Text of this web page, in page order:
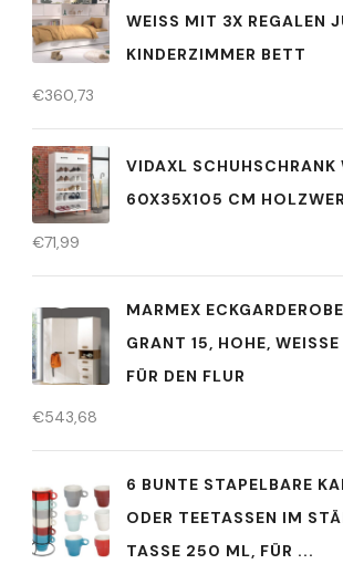
WEISS MIT 3X REGALEN
INDERZIMMER BETT
€360,73
VIDAXL SCHUHSCHRANK
0X35X105 CM
€71,99
MARMEX
GRANT 15, HOHE, WEISSE
ÜR DEN FLUR
€543,68
6 BUNTE STAPELBARE
ODER TEETASSEN IM
TASSE 250 ML, FÜR ...